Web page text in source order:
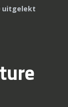
uitgelekt